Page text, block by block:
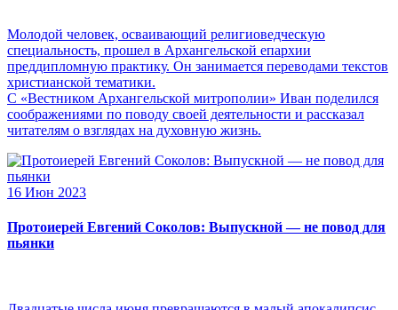
Молодой человек, осваивающий религиоведческую
специальность, прошел в Архангельской епархии
преддипломную практику. Он занимается переводами текстов
христианской тематики.
С «Вестником Архангельской митрополии» Иван поделился
соображениями по поводу своей деятельности и рассказал
читателям о взглядах на духовную жизнь.
16 Июн 2023
Протоиерей Евгений Соколов: Выпускной — не повод для
пьянки